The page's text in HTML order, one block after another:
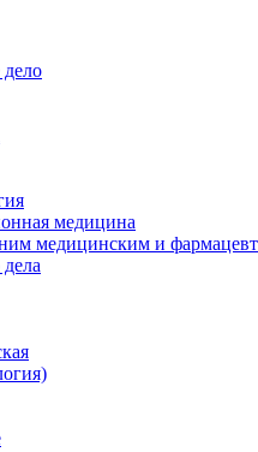
медицина
медицинским и